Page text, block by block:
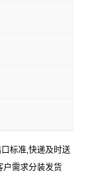
标准,快递及时送
户需求分装发货